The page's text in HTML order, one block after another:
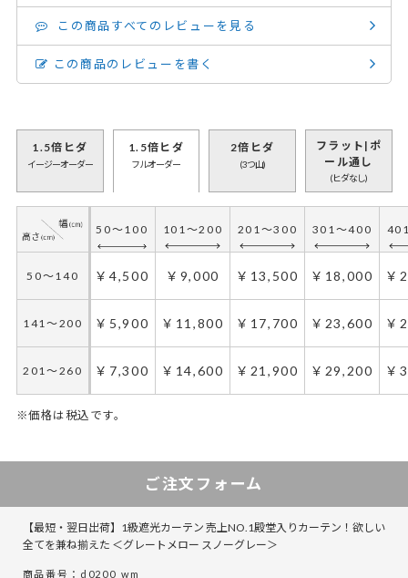
この商品すべてのレビューを見る
この商品のレビューを書く
1.5倍ヒダ
イージーオーダー
1.5倍ヒダ
フルオーダー
50～100 101～200 201～300 301～400
50～140 ￥4,500 ￥9,000 ￥13,500 ￥18,000 ￥
141～200 ￥5,900 ￥11,800 ￥17,700 ￥23,600 ￥
201～260 ￥7,300 ￥14,600 ￥21,900 ￥29,200 ￥
※価格は税込です。
2倍ヒダ
(3つ山)
141～200 ￥8,850 ￥17,700 ￥26,550
フラット|ポ
ール通し
(ヒダなし)
141～200 ￥5,900 ￥11,800 ￥17,700
ご注文フォーム
【最短・翌日出荷】1級遮光カーテン 売上NO.1殿堂入りカーテン！欲しい
全てを兼ね揃えた ＜グレートメロー スノーグレー＞
商品番号：d0200_wm